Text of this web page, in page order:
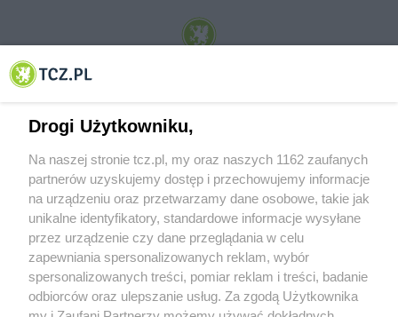
© 2001-2026 Tczew - TCZ.PL Sp. z o.o. Internetowy Serwis Informacyjny Miasta
O FIRMIE POLITYKA PRYWATNOŚCI HOSTING
REKLAMA WSPÓŁPRACA RSS FACEBOOK KONTAKT
Drogi Użytkowniku,
Na naszej stronie tcz.pl, my oraz naszych 1162 zaufanych
partnerów uzyskujemy dostęp i przechowujemy informacje
na urządzeniu oraz przetwarzamy dane osobowe, takie jak
unikalne identyfikatory, standardowe informacje wysyłane
przez urządzenie czy dane przeglądania w celu
zapewniania spersonalizowanych reklam, wybór
spersonalizowanych treści, pomiar reklam i treści, badanie
odbiorców oraz ulepszanie usług. Za zgodą Użytkownika